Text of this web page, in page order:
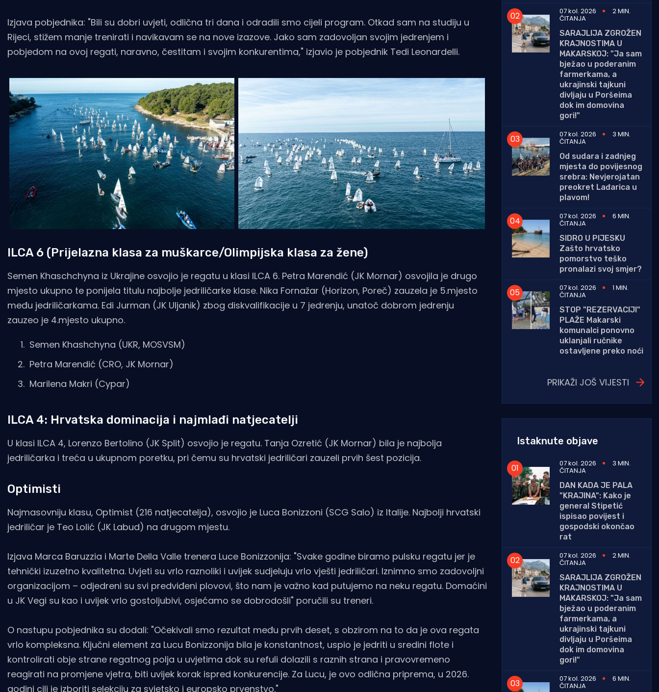
Izjava pobjednika: "Bili su dobri uvjeti, odlična tri dana i odradili smo cijeli program. Otkad sam na studiju u
Rijeci, stižem manje trenirati i navikavam se na nove izazove. Jako sam zadovoljan svojim jedrenjem i
pobjedom na ovoj regati, naravno, čestitam i svojim konkurentima," izjavio je pobjednik Tedi Leonardelli.
ILCA 6 (Prijelazna klasa za muškarce/Olimpijska klasa za žene)
Semen Khaschchyna iz Ukrajine osvojio je regatu u klasi ILCA 6. Petra Marendić (JK Mornar) osvojila je drugo
mjesto ukupno te ponijela titulu najbolje jedriličarke klase. Nika Fornažar (Horizon, Poreč) zauzela je 5.mjesto
među jedriličarkama. Edi Jurman (JK Uljanik) zbog diskvalifikacije u 7 jedrenju, unatoč dobrom jedrenju
zauzeo je 4.mjesto ukupno.
Semen Khashchyna (UKR, MOSVSM)
Petra Marendić (CRO, JK Mornar)
Marilena Makri (Cypar)
ILCA 4: Hrvatska dominacija i najmlađi natjecatelji
U klasi ILCA 4, Lorenzo Bertolino (JK Split) osvojio je regatu. Tanja Ozretić (JK Mornar) bila je najbolja
jedriličarka i treća u ukupnom poretku, pri čemu su hrvatski jedriličari zauzeli prvih šest pozicija.
Optimisti
Najmasovniju klasu, Optimist (216 natjecatelja), osvojio je Luca Bonizzoni (SCG Salo) iz Italije. Najbolji hrvatski
jedriličar je Teo Lolić (JK Labud) na drugom mjestu.
Izjava Marca Baruzzia i Marte Della Valle trenera Luce Bonizzonija: "Svake godine biramo pulsku regatu jer je
tehnički izuzetno kvalitetna. Uvjeti su vrlo raznoliki i uvijek sudjeluju vrlo vješti jedriličari. Iznimno smo zadovoljni
organizacijom – odjedreni su svi predviđeni plovovi, što nam je važno kad putujemo na neku regatu. Domaćini
u JK Vegi su kao i uvijek vrlo gostoljubivi, osjećamo se dobrodošli" poručili su treneri.
O nastupu pobjednika su dodali: "Očekivali smo rezultat među prvih deset, s obzirom na to da je ova regata
vrlo kompleksna. Ključni element za Lucu Bonizzonija bila je konstantnost, uspio je jedriti u sredini flote i
kontrolirati obje strane regatnog polja u uvjetima dok su refuli dolazili s raznih strana i pravovremeno
reagirati na promjene vjetra, biti uvijek korak ispred konkurencije. Za Lucu, je ovo odlična priprema, u 2026.
godini cilj je izboriti selekciju za svjetsko i europsko prvenstvo."
07 kol. 2026
2 MIN.
ČITANJA
SARAJLIJA ZGROŽEN
KRAJNOSTIMA U
MAKARSKOJ: "Ja sam
bježao u poderanim
farmerkama, a
ukrajinski tajkuni
divljaju u Poršeima
dok im domovina
gori!"
07 kol. 2026
3 MIN.
ČITANJA
Od sudara i zadnjeg
mjesta do povijesnog
srebra: Nevjerojatan
preokret Lađarica u
plavom!
07 kol. 2026
6 MIN.
ČITANJA
SIDRO U PIJESKU
Zašto hrvatsko
pomorstvo teško
pronalazi svoj smjer?
07 kol. 2026
1 MIN.
ČITANJA
STOP "REZERVACIJI"
PLAŽE Makarski
komunalci ponovno
uklanjali ručnike
ostavljene preko noći
PRIKAŽI JOŠ VIJESTI
Istaknute objave
07 kol. 2026 3 MIN.
ČITANJA
DAN KADA JE PALA
"KRAJINA": Kako je
general Stipetić
ispisao povijest i
gospodski okončao
rat
07 kol. 2026
2 MIN.
ČITANJA
SARAJLIJA ZGROŽEN
KRAJNOSTIMA U
MAKARSKOJ: "Ja sam
bježao u poderanim
farmerkama, a
ukrajinski tajkuni
divljaju u Poršeima
dok im domovina
gori!"
07 kol. 2026
6 MIN.
ČITANJA